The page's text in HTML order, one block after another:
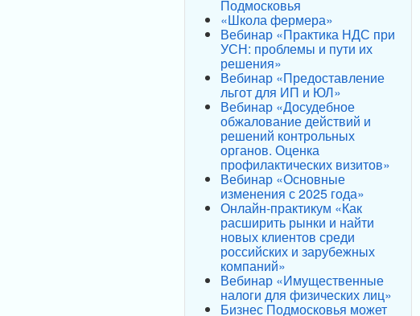
Подмосковья
«Школа фермера»
Вебинар «Практика НДС при
УСН: проблемы и пути их
решения»
Вебинар «Предоставление
льгот для ИП и ЮЛ»
Вебинар «Досудебное
обжалование действий и
решений контрольных
органов. Оценка
профилактических визитов»
Вебинар «Основные
изменения с 2025 года»
Онлайн-практикум «Как
расширить рынки и найти
новых клиентов среди
российских и зарубежных
компаний»
Вебинар «Имущественные
налоги для физических лиц»
Бизнес Подмосковья может